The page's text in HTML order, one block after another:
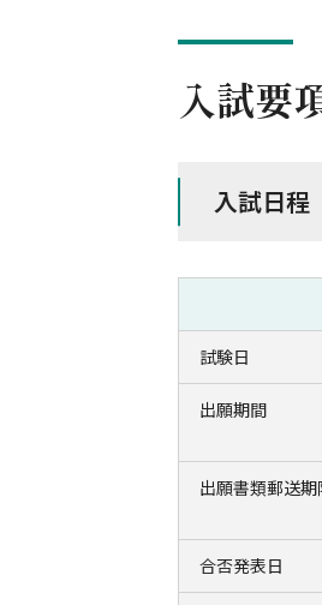
入試要
入試日程
試験日
出願期間
出願書類郵送期
合否発表日